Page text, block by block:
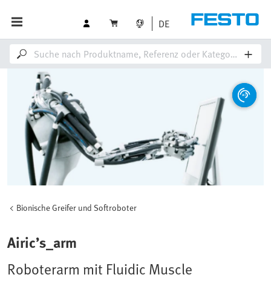
DE
Bionische Greifer und Softroboter
Airic’s_arm
Roboterarm mit Fluidic Muscle